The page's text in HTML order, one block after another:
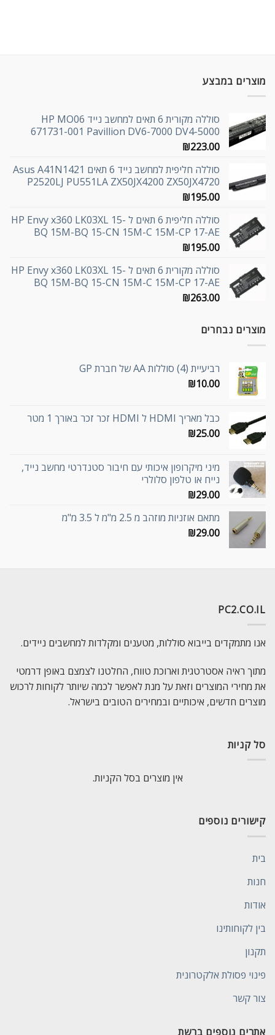
מוצרים במבצע
סוללה מקורית 6 תאים למחשב נייד HP MO06
671731-001 Pavillion DV6-7000 DV4-5000
₪223.00
סוללה חליפית למחשב נייד 6 תאים Asus A41N1421
P2520LJ PU551LA ZX50JX4200 ZX50JX4720
₪195.00
סוללה חליפית 6 תאים ל HP Envy x360 LK03XL 15-
BQ 15M-BQ 15-CN 15M-C 15M-CP 17-AE
₪195.00
סוללה מקורית 6 תאים ל HP Envy x360 LK03XL 15-
BQ 15M-BQ 15-CN 15M-C 15M-CP 17-AE
₪263.00
מוצרים נבחרים
רביעיית (4) סוללות AA של חברת GP
₪10.00
כבל מאריך HDMI ל HDMI זכר זכר באורך 1 מטר
₪25.00
מיני מיקרופון איכותי עם חיבור סטנדרטי מחשב נייד,
נייח או טלפון סלולרי
₪29.00
מתאם אוזניות מוזהב מ 2.5 מ"מ ל 3.5 מ"מ
₪29.00
PC2.CO.IL
אנו מתמקדים בייבוא סוללות, מטענים ומקלדות למחשבים ניידים.
מתוך ראיה אסטרטגית וארוכת טווח, החלטנו לצמצם באופן דרמטי
את מחירי המוצרים וזאת על מנת לאפשר לכמה שיותר לקוחות לרכוש
מוצרים חדשים, איכותיים ובמחירים הטובים בישראל.
סל קניות
אין מוצרים בסל הקניות.
קישורים נוספים
בית
חנות
אודות
בין לקוחותינו
תקנון
פינוי פסולת אלקטרונית
צור קשר
אתרים נוספים ברשת